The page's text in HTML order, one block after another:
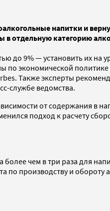
напитки и
в отдельную категорию
до 9% — установить их на
по экономической
Также эксперты
службе ведомства.
от содержания в
подход к расчету
чем в три раза для
по производству и